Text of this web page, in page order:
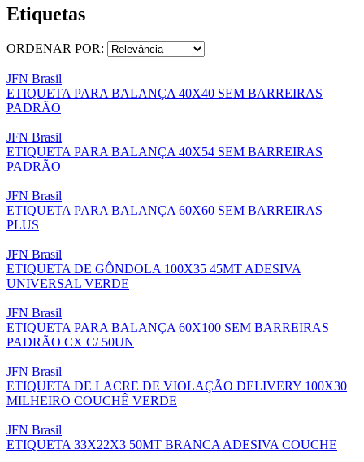
Etiquetas
ORDENAR POR:
JFN Brasil
ETIQUETA PARA BALANÇA 40X40 SEM BARREIRAS
PADRÃO
JFN Brasil
ETIQUETA PARA BALANÇA 40X54 SEM BARREIRAS
PADRÃO
JFN Brasil
ETIQUETA PARA BALANÇA 60X60 SEM BARREIRAS
PLUS
JFN Brasil
ETIQUETA DE GÔNDOLA 100X35 45MT ADESIVA
UNIVERSAL VERDE
JFN Brasil
ETIQUETA PARA BALANÇA 60X100 SEM BARREIRAS
PADRÃO CX C/ 50UN
JFN Brasil
ETIQUETA DE LACRE DE VIOLAÇÃO DELIVERY 100X30
MILHEIRO COUCHÊ VERDE
JFN Brasil
ETIQUETA 33X22X3 50MT BRANCA ADESIVA COUCHE